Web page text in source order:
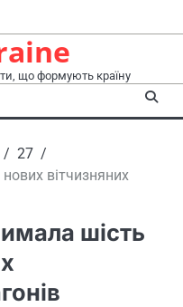
що формують країну
27
вітчизняних
шість